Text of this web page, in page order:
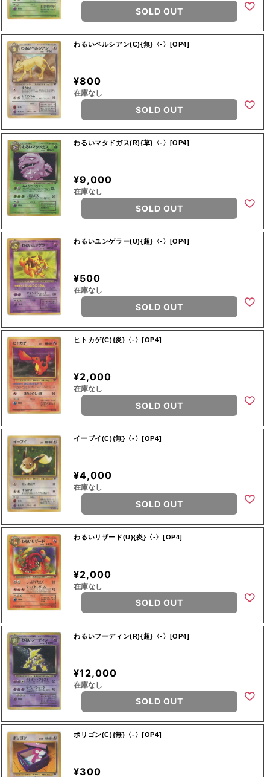
SOLD OUT
わるいペルシアン(C){無}〈-〉[OP4]
¥800
在庫なし
SOLD OUT
わるいマタドガス(R){草}〈-〉[OP4]
¥9,000
在庫なし
SOLD OUT
わるいユンゲラー(U){超}〈-〉[OP4]
¥500
在庫なし
SOLD OUT
ヒトカゲ(C){炎}〈-〉[OP4]
¥2,000
在庫なし
SOLD OUT
イーブイ(C){無}〈-〉[OP4]
¥4,000
在庫なし
SOLD OUT
わるいリザード(U){炎}〈-〉[OP4]
¥2,000
在庫なし
SOLD OUT
わるいフーディン(R){超}〈-〉[OP4]
¥12,000
在庫なし
SOLD OUT
ポリゴン(C){無}〈-〉[OP4]
¥300